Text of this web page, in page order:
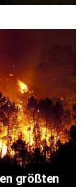
größten